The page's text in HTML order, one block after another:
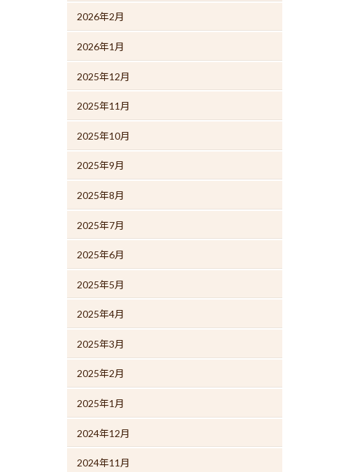
2026年2月
2026年1月
2025年12月
2025年11月
2025年10月
2025年9月
2025年8月
2025年7月
2025年6月
2025年5月
2025年4月
2025年3月
2025年2月
2025年1月
2024年12月
2024年11月